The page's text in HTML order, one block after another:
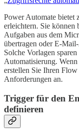
Power Automate bietet
erleichtern. Sie können
Aufgaben aus dem
übertragen oder E-
Solche Vorlagen
Automatisierung.
erstellen Sie Ihren
Anforderungen an.
Trigger für den
definieren